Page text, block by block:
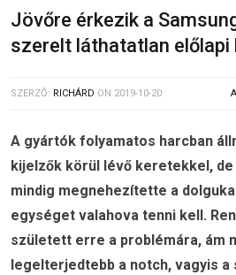
Jövőre érkezik a
szerelt láthatatlan előlapi
SZERZŐ: RICHÁRD ON 2019-10-20
A gyártók folyamatos harcban
kijelzők körül lévő keretekkel,
mindig megnehezítette a
egységet valahova tenni kell.
született erre a problémára, ám
legelterjedtebb a notch, vagyis